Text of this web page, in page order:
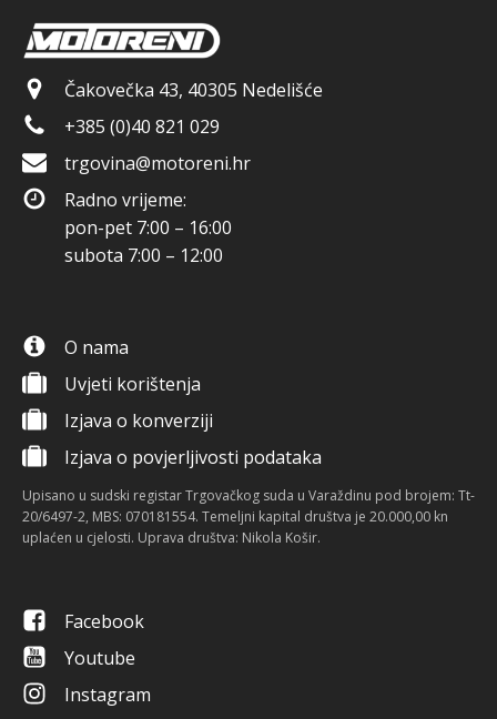
Čakovečka 43, 40305 Nedelišće
+385 (0)40 821 029
trgovina@motoreni.hr
Radno vrijeme:
pon-pet 7:00 – 16:00
subota 7:00 – 12:00
O nama
Uvjeti korištenja
Izjava o konverziji
Izjava o povjerljivosti podataka
Upisano u sudski registar Trgovačkog suda u Varaždinu pod brojem: Tt-
20/6497-2, MBS: 070181554. Temeljni kapital društva je 20.000,00 kn
uplaćen u cjelosti. Uprava društva: Nikola Košir.
Facebook
Youtube
Instagram